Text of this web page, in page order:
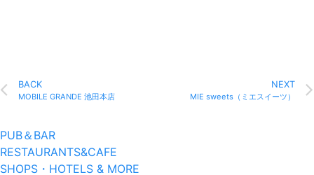
BACK
MOBILE GRANDE 池田本店
NEXT
MIE sweets（ミエスイーツ）
PUB＆BAR
RESTAURANTS&CAFE
SHOPS・HOTELS & MORE